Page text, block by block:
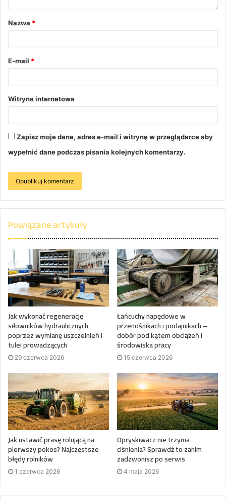
Nazwa *
E-mail *
Witryna internetowa
Zapisz moje dane, adres e-mail i witrynę w przeglądarce aby
wypełnić dane podczas pisania kolejnych komentarzy.
Powiązane artykuły
Jak wykonać regenerację
siłowników hydraulicznych
poprzez wymianę uszczelnień i
tulei prowadzących
29 czerwca 2026
Łańcuchy napędowe w
przenośnikach i podajnikach –
dobór pod kątem obciążeń i
środowiska pracy
15 czerwca 2026
Jak ustawić prasę rolującą na
pierwszy pokos? Najczęstsze
błędy rolników
1 czerwca 2026
Opryskiwacz nie trzyma
ciśnienia? Sprawdź to zanim
zadzwonisz po serwis
4 maja 2026